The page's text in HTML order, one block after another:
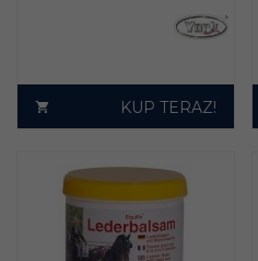
KUP TERAZ!